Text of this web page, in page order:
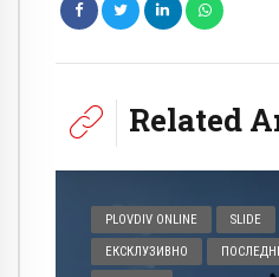
Related
PLOVDIV ONLINE SLIDE
ЕКСКЛУЗИВНО